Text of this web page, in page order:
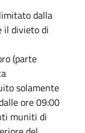
dalla
il divieto di
(parte
solamente
ore 09:00
muniti di